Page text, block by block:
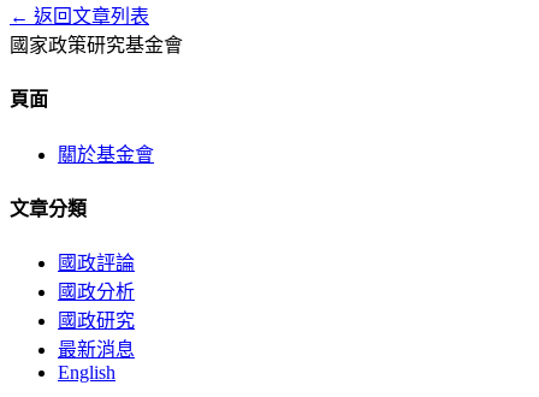
← 返回文章列表
國家政策研究基金會
頁面
關於基金會
文章分類
國政評論
國政分析
國政研究
最新消息
English